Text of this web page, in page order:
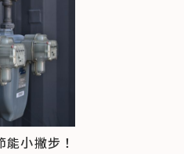
小撇步！